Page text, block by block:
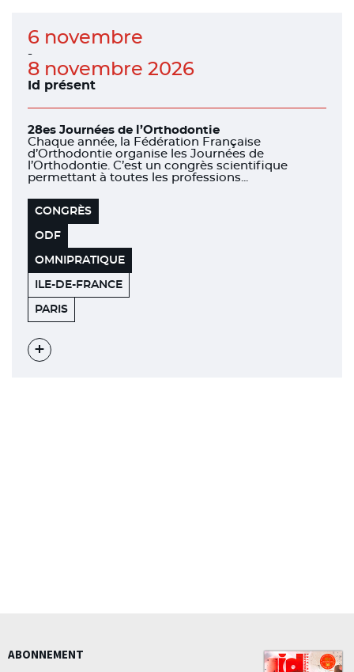
6 novembre
-
8 novembre 2026
Id présent
28es Journées de l’Orthodontie
Chaque année, la Fédération Française
d’Orthodontie organise les Journées de
l’Orthodontie. C’est un congrès scientifique
permettant à toutes les professions...
CONGRÈS
ODF
OMNIPRATIQUE
ILE-DE-FRANCE
PALAIS
DES
PARIS
Voir
ABONNEMENT